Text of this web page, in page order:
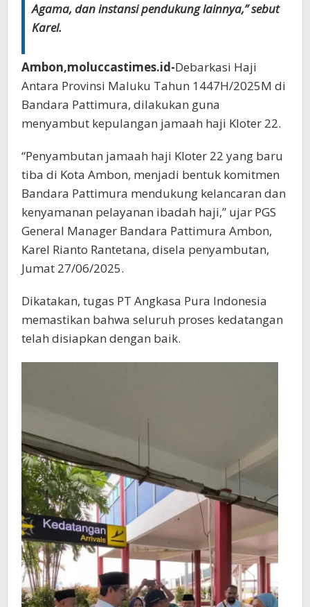
Agama, dan instansi pendukung lainnya,” sebut
Karel.
Ambon,moluccastimes.id-Debarkasi Haji
Antara Provinsi Maluku Tahun 1447H/2025M di
Bandara Pattimura, dilakukan guna
menyambut kepulangan jamaah haji Kloter 22.
“Penyambutan jamaah haji Kloter 22 yang baru
tiba di Kota Ambon, menjadi bentuk komitmen
Bandara Pattimura mendukung kelancaran dan
kenyamanan pelayanan ibadah haji,” ujar PGS
General Manager Bandara Pattimura Ambon,
Karel Rianto Rantetana, disela penyambutan,
Jumat 27/06/2025.
Dikatakan, tugas PT Angkasa Pura Indonesia
memastikan bahwa seluruh proses kedatangan
telah disiapkan dengan baik.